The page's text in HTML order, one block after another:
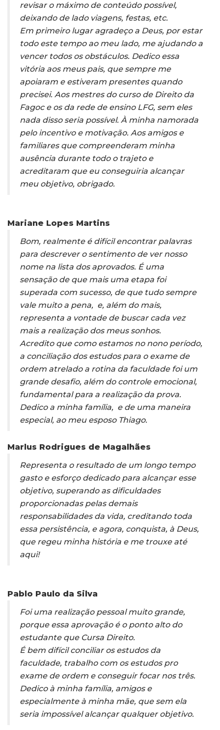
revisar o máximo de conteúdo possível,
deixando de lado viagens, festas, etc.
Em primeiro lugar agradeço a Deus, por estar
todo este tempo ao meu lado, me ajudando a
vencer todos os obstáculos. Dedico essa
vitória aos meus pais, que sempre me
apoiaram e estiveram presentes quando
precisei. Aos mestres do curso de Direito da
Fagoc e os da rede de ensino LFG, sem eles
nada disso seria possível. À minha namorada
pelo incentivo e motivação. Aos amigos e
familiares que compreenderam minha
ausência durante todo o trajeto e
acreditaram que eu conseguiria alcançar
meu objetivo, obrigado.
Mariane Lopes Martins
Bom, realmente é difícil encontrar palavras
para descrever o sentimento de ver nosso
nome na lista dos aprovados. É uma
sensação de que mais uma etapa foi
superada com sucesso, de que tudo sempre
vale muito a pena, e, além do mais,
representa a vontade de buscar cada vez
mais a realização dos meus sonhos.
Acredito que como estamos no nono período,
a conciliação dos estudos para o exame de
ordem atrelado a rotina da faculdade foi um
grande desafio, além do controle emocional,
fundamental para a realização da prova.
Dedico a minha família, e de uma maneira
especial, ao meu esposo Thiago.
Marlus Rodrigues de Magalhães
Representa o resultado de um longo tempo
gasto e esforço dedicado para alcançar esse
objetivo, superando as dificuldades
proporcionadas pelas demais
responsabilidades da vida, creditando toda
essa persistência, e agora, conquista, à Deus,
que regeu minha história e me trouxe até
aqui!
Pablo Paulo da Silva
Foi uma realização pessoal muito grande,
porque essa aprovação é o ponto alto do
estudante que Cursa Direito.
É bem difícil conciliar os estudos da
faculdade, trabalho com os estudos pro
exame de ordem e conseguir focar nos três.
Dedico à minha família, amigos e
especialmente à minha mãe, que sem ela
seria impossível alcançar qualquer objetivo.